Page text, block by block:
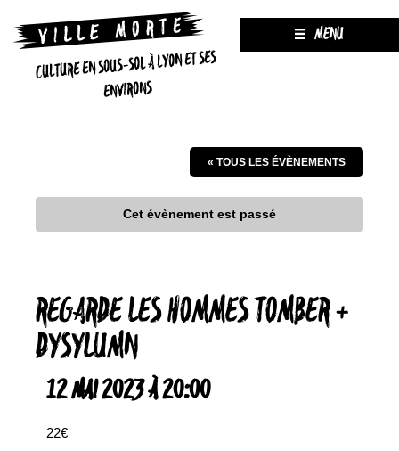
CULTURE EN SOUS-SOL À LYON ET SES
ENVIRONS
MENU
« TOUS LES ÉVÈNEMENTS
Cet évènement est passé
REGARDE LES HOMMES TOMBER +
DYSYLUMN
12 MAI 2023 À 20:00
22€